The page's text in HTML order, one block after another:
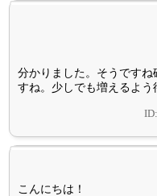
分かりました。そうです
すね。少しでも増えるよう
こんにちは！